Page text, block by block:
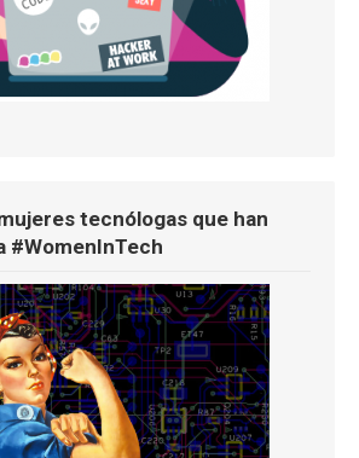
tecnólogas que han
#WomenInTech